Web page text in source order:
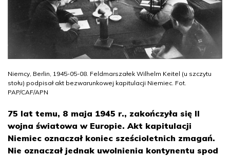
Niemcy, Berlin, 1945-05-08. Feldmarszałek Wilhelm Keitel (u szczytu
stołu) podpisał akt bezwarunkowej kapitulacji Niemiec. Fot.
PAP/CAF/APN
75 lat temu, 8 maja 1945 r., zakończyła się II
wojna światowa w Europie. Akt kapitulacji
Niemiec oznaczał koniec sześcioletnich zmagań.
Nie oznaczał jednak uwolnienia kontynentu spod